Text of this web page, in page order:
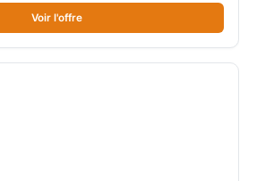
Voir l'offre